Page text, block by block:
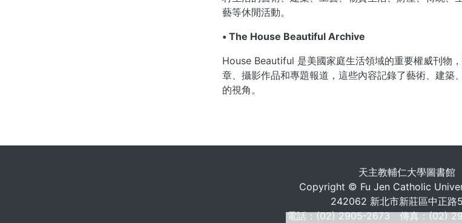
藝等休閒活動。
• The House Beautiful Archive
House Beautiful 是美國家庭生活領域的重要權威刊物
章、攝影作品和專題報道，這些內容記錄了藝術、建
的視角。
天主教輔仁大學圖書館
Copyright © Fu Jen Catholic
242062 新北市新莊區中正路
電話：(02) 2905-2673 傳真：(02)